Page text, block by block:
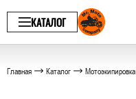
КАТАЛОГ
Главная Каталог Мотоэкипировка